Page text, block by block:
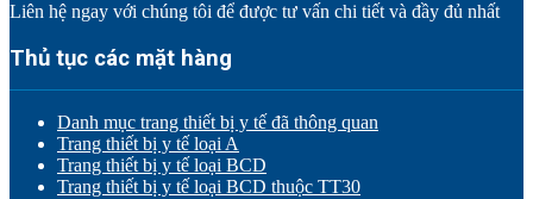
Liên hệ ngay với chúng tôi để được tư vấn chi tiết và đầy đủ nhất
Thủ tục các mặt hàng
Danh mục trang thiết bị y tế đã thông quan
Trang thiết bị y tế loại A
Trang thiết bị y tế loại BCD
Trang thiết bị y tế loại BCD thuộc TT30